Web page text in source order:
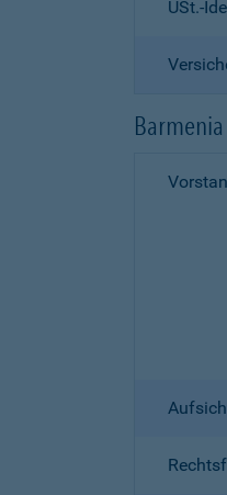
USt.-